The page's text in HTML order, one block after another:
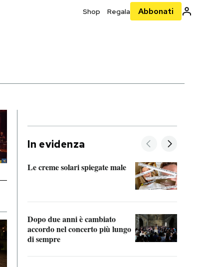
Shop Regala Abbonati
In evidenza
Le creme solari spiegate male
Dopo due anni è cambiato
accordo nel concerto più lungo
di sempre